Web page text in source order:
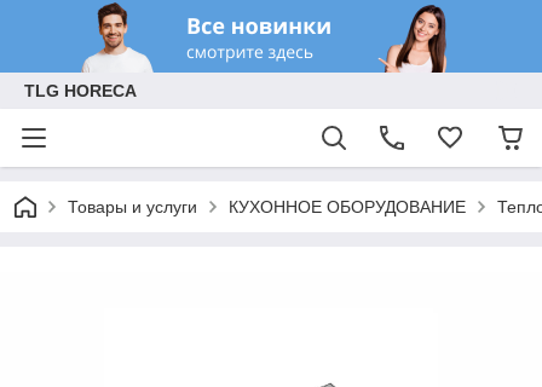
TLG HORECA
Товары и услуги КУХОННОЕ ОБОРУДОВАНИЕ